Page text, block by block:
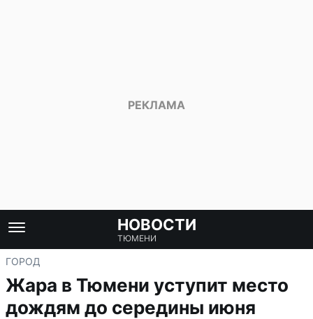
НОВОСТИ
ТЮМЕНИ
ГОРОД
Жара в Тюмени уступит место
дождям до середины июня